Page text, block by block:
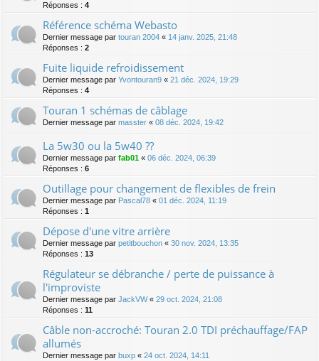
Réponses : 4
Référence schéma Webasto
Dernier message par touran 2004 « 14 janv. 2025, 21:48
Réponses : 2
Fuite liquide refroidissement
Dernier message par Yvontouran9 « 21 déc. 2024, 19:29
Réponses : 4
Touran 1 schémas de câblage
Dernier message par masster « 08 déc. 2024, 19:42
La 5w30 ou la 5w40 ??
Dernier message par fab01 « 06 déc. 2024, 06:39
Réponses : 6
Outillage pour changement de flexibles de frein
Dernier message par Pascal78 « 01 déc. 2024, 11:19
Réponses : 1
Dépose d'une vitre arrière
Dernier message par petitbouchon « 30 nov. 2024, 13:35
Réponses : 13
Régulateur se débranche / perte de puissance à
l'improviste
Dernier message par JackVW« 29 oct. 2024, 21:08
Réponses : 11
Câble non-accroché: Touran 2.0 TDI préchauffage/FAP
allumés
Dernier message par buxp « 24 oct. 2024, 14:11